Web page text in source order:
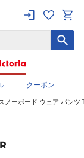
クーポン
ノーボード ウェア パンツ